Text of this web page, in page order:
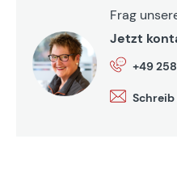
Frag
Jetzt
+49
Schreib